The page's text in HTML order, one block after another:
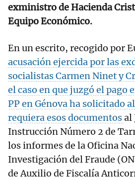
exministro de Hacienda
Equipo Económico.
En un escrito, recogido por
acusación ejercida por las
socialistas Carmen Ninet y
el caso en que juzgó el pago
PP en Génova ha solicitado
requiera esos documentosal
Instrucción Número 2 de
los informes de la Oficina
Investigación del Fraude
de Auxilio de Fiscalía